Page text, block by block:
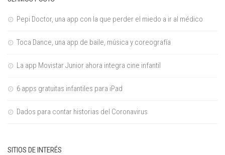
Pepi Doctor, una app con la que perder el miedo a ir al médico
Toca Dance, una app de baile, música y coreografía
La app Movistar Junior ahora integra cine infantil
6 apps gratuitas infantiles para iPad
Dados para contar historias del Coronavirus
SITIOS DE INTERÉS